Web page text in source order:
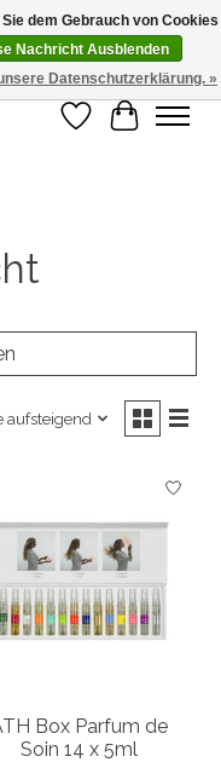
31-32-33 bestellen, wird Ihre
Wunschzettel
Ihr
aufsteigend
Box Parfum de
Soin 14 x 5ml
dem Gebrauch von Cookies
Nachricht Ausblenden
Datenschutzerklärung. »